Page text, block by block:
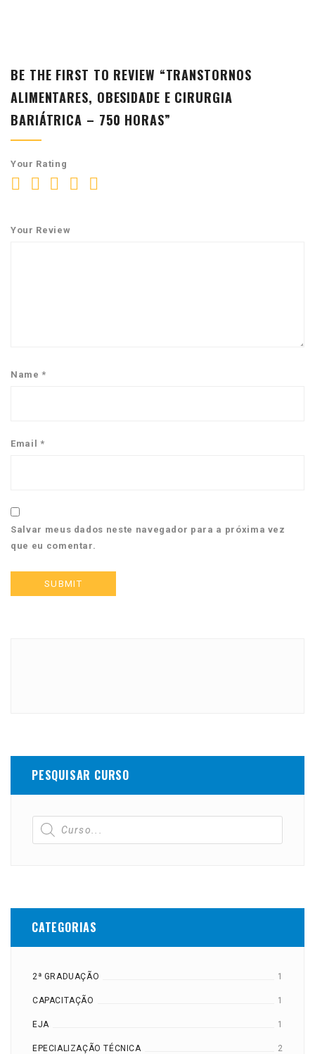
BE THE FIRST TO REVIEW “TRANSTORNOS
ALIMENTARES, OBESIDADE E CIRURGIA
BARIÁTRICA – 750 HORAS”
Your Rating
Your Review
Name*
Email *
Salvar meus dados neste navegador para a próxima vez
que eu comentar.
PESQUISAR CURSO
CATEGORIAS
2ª GRADUAÇÃO 1
CAPACITAÇÃO 1
EJA 1
EPECIALIZAÇÃO TÉCNICA 2